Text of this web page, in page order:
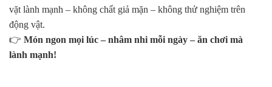
vặt lành mạnh – không chất giả mặn – không thử nghiệm trên
động vật.
👉 Món ngon mọi lúc – nhâm nhi mỗi ngày – ăn chơi mà
lành mạnh!